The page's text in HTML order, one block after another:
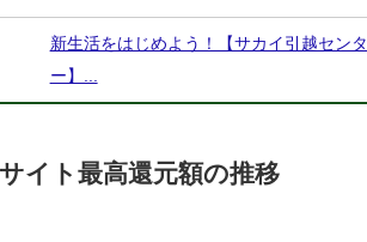
新生活をはじめよう！【サカイ引越センタ
ー】...
イト最高還元額の推移